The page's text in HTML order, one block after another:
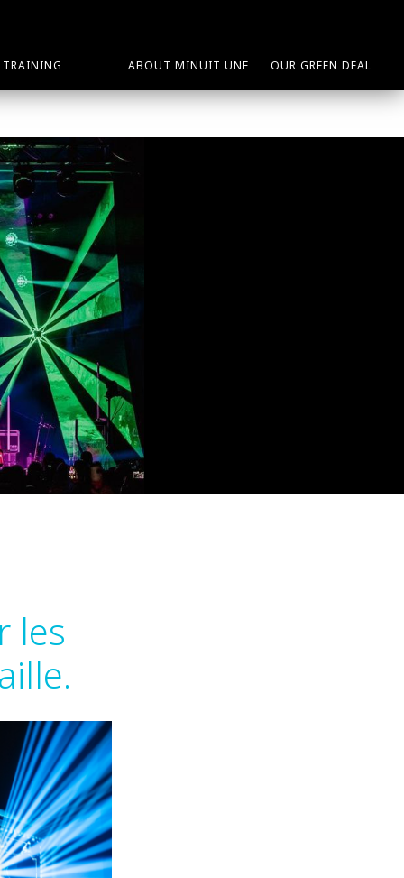
TRAINING ABOUT MINUIT UNE OUR GREEN DEAL
les